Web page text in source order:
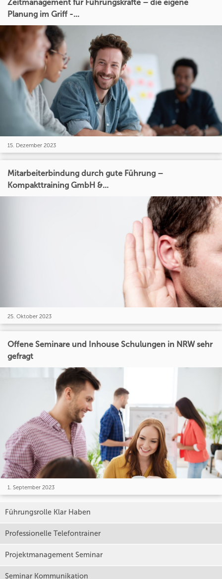
Zeitmanagement für Führungskräfte – die eigene
Planung im Griff -...
15. Dezember 2023
Mitarbeiterbindung durch gute Führung –
Kompakttraining GmbH &...
25. Oktober 2023
Offene Seminare und Inhouse Schulungen in NRW sehr
gefragt
1. September 2023
Führungsrolle Klar Haben
Professionelle Telefontrainer
Projektmanagement Seminar
Seminar Kommunikation